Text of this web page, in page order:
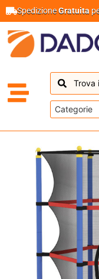
SpedizioneGratuita